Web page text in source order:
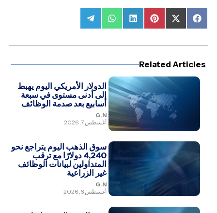
Share
on
Share
on
(Twitter)
Share
on
Share
on
Share
on
Share
on
Related Articles
الدولار الأمريكي اليوم يهبط
إلى أدنى مستوى في سبعة
أسابيع بعد صدمة الوظائف
G.N
أغسطس 7, 2026
سوق الذهب اليوم يتراجع نحو
4,240 دولارًا مع ترقب
المتداولين لبيانات الوظائف
غير الزراعية
G.N
أغسطس 6, 2026